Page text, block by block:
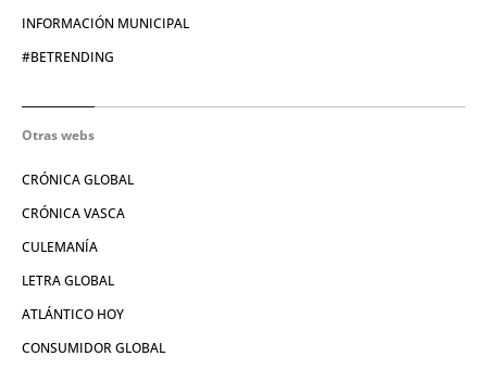
INFORMACIÓN MUNICIPAL
#BETRENDING
Otras webs
CRÓNICA GLOBAL
CRÓNICA VASCA
CULEMANÍA
LETRA GLOBAL
ATLÁNTICO HOY
CONSUMIDOR GLOBAL